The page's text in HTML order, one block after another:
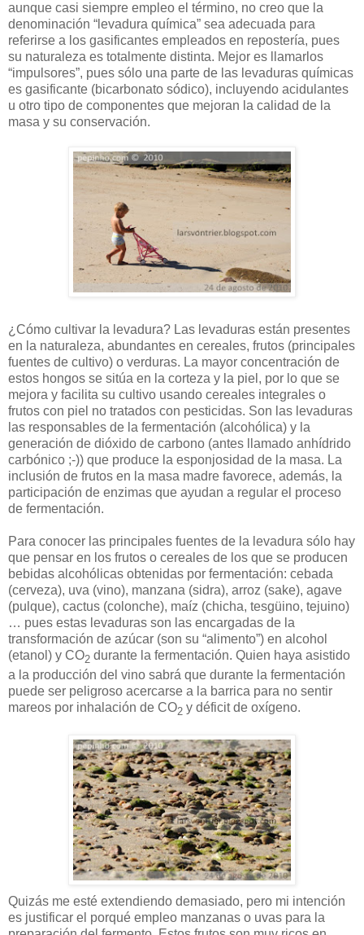
aunque casi siempre empleo el término, no creo que la
denominación “levadura química” sea adecuada para
referirse a los gasificantes empleados en repostería, pues
su naturaleza es totalmente distinta. Mejor es llamarlos
“impulsores”, pues sólo una parte de las levaduras químicas
es gasificante (bicarbonato sódico), incluyendo acidulantes
u otro tipo de componentes que mejoran la calidad de la
masa y su conservación.
¿Cómo cultivar la levadura? Las levaduras están presentes
en la naturaleza, abundantes en cereales, frutos (principales
fuentes de cultivo) o verduras. La mayor concentración de
estos hongos se sitúa en la corteza y la piel, por lo que se
mejora y facilita su cultivo usando cereales integrales o
frutos con piel no tratados con pesticidas. Son las levaduras
las responsables de la fermentación (alcohólica) y la
generación de dióxido de carbono (antes llamado anhídrido
carbónico ;-)) que produce la esponjosidad de la masa. La
inclusión de frutos en la masa madre favorece, además, la
participación de enzimas que ayudan a regular el proceso
de fermentación.
Para conocer las principales fuentes de la levadura sólo hay
que pensar en los frutos o cereales de los que se producen
bebidas alcohólicas obtenidas por fermentación: cebada
(cerveza), uva (vino), manzana (sidra), arroz (sake), agave
(pulque), cactus (colonche), maíz (chicha, tesgüino, tejuino)
… pues estas levaduras son las encargadas de la
transformación de azúcar (son su “alimento”) en alcohol
(etanol) y CO2 durante la fermentación. Quien haya asistido
a la producción del vino sabrá que durante la fermentación
puede ser peligroso acercarse a la barrica para no sentir
mareos por inhalación de CO2 y déficit de oxígeno.
Quizás me esté extendiendo demasiado, pero mi intención
es justificar el porqué empleo manzanas o uvas para la